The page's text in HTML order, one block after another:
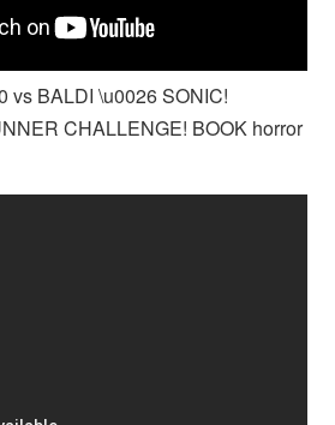
vs BALDI \u0026 SONIC!
CHALLENGE! BOOK horror